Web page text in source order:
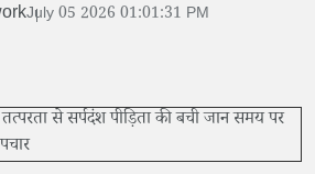
July 05 2026 01:01:31 PM